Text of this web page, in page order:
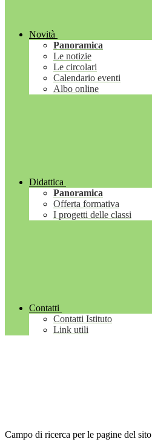
Novità
Panoramica
Le notizie
Le circolari
Calendario eventi
Albo online
Didattica
Panoramica
Offerta formativa
I progetti delle classi
Contatti
Contatti Istituto
Link utili
Campo di ricerca per le pagine del sito